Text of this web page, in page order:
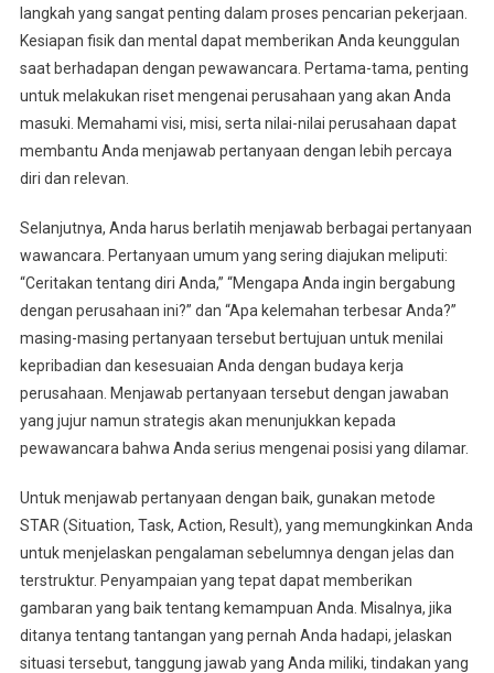
langkah yang sangat penting dalam proses pencarian pekerjaan.
Kesiapan fisik dan mental dapat memberikan Anda keunggulan
saat berhadapan dengan pewawancara. Pertama-tama, penting
untuk melakukan riset mengenai perusahaan yang akan Anda
masuki. Memahami visi, misi, serta nilai-nilai perusahaan dapat
membantu Anda menjawab pertanyaan dengan lebih percaya
diri dan relevan.
Selanjutnya, Anda harus berlatih menjawab berbagai pertanyaan
wawancara. Pertanyaan umum yang sering diajukan meliputi:
“Ceritakan tentang diri Anda,” “Mengapa Anda ingin bergabung
dengan perusahaan ini?” dan “Apa kelemahan terbesar Anda?”
masing-masing pertanyaan tersebut bertujuan untuk menilai
kepribadian dan kesesuaian Anda dengan budaya kerja
perusahaan. Menjawab pertanyaan tersebut dengan jawaban
yang jujur namun strategis akan menunjukkan kepada
pewawancara bahwa Anda serius mengenai posisi yang dilamar.
Untuk menjawab pertanyaan dengan baik, gunakan metode
STAR (Situation, Task, Action, Result), yang memungkinkan Anda
untuk menjelaskan pengalaman sebelumnya dengan jelas dan
terstruktur. Penyampaian yang tepat dapat memberikan
gambaran yang baik tentang kemampuan Anda. Misalnya, jika
ditanya tentang tantangan yang pernah Anda hadapi, jelaskan
situasi tersebut, tanggung jawab yang Anda miliki, tindakan yang